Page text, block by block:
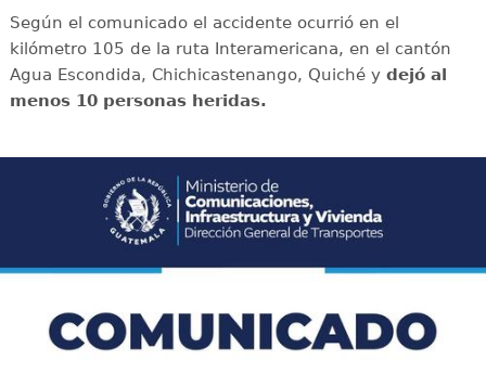
Según el comunicado el accidente ocurrió en el
kilómetro 105 de la ruta Interamericana, en el cantón
Agua Escondida, Chichicastenango, Quiché y dejó al
menos 10 personas heridas.